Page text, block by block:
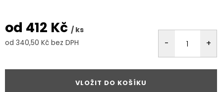
od 412 Kč / ks
od 340,50 Kč bez DPH
VLOŽIT DO KOŠÍKU